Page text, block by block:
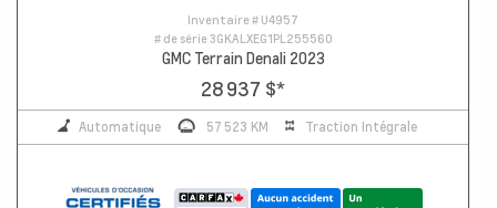
Inventaire # U4957
# de série3GKALXEG1PL255560
GMC Terrain Denali 2023
28 937 $*
Automatique 57 523 KM Traction Intégrale